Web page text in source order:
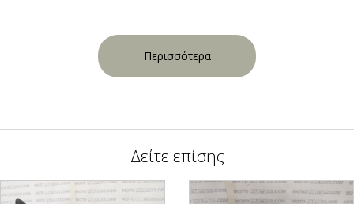
Περισσότερα
Δείτε επίσης